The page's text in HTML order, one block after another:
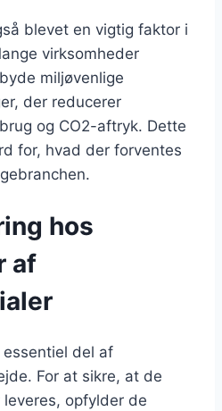
blevet en vigtig faktor i
virksomheder
miljøvenlige
der reducerer
og CO2-aftryk. Dette
for, hvad der forventes
hos
af
essentiel del af
For at sikre, at de
opfylder de